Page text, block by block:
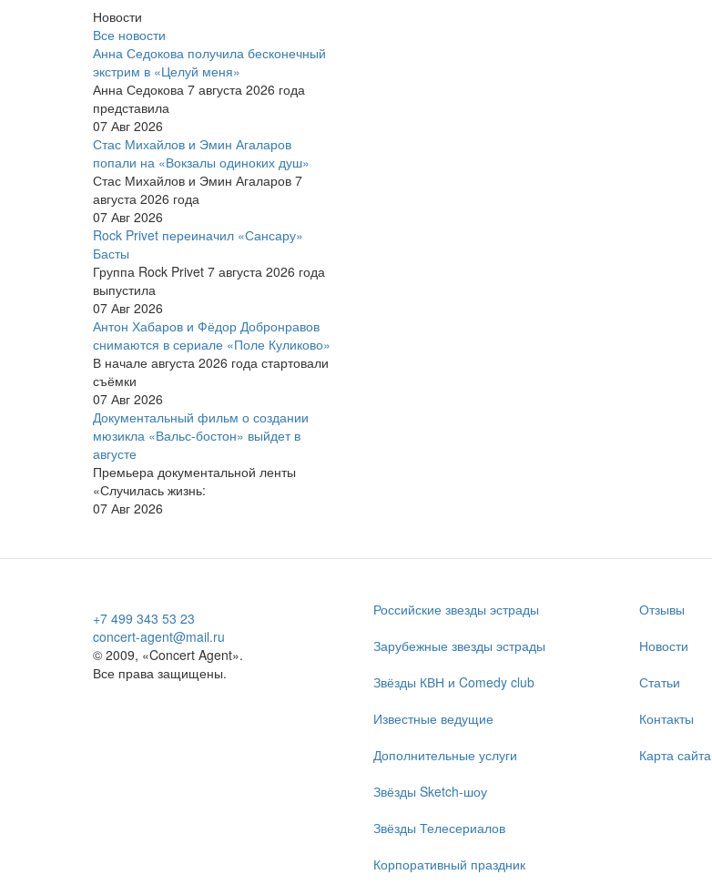
Новости
Все новости
Анна Седокова получила бесконечный
экстрим в «Целуй меня»
Анна Седокова 7 августа 2026 года
представила
07 Авг 2026
Стас Михайлов и Эмин Агаларов
попали на «Вокзалы одиноких душ»
Стас Михайлов и Эмин Агаларов 7
августа 2026 года
07 Авг 2026
Rock Privet переиначил «Сансару»
Басты
Группа Rock Privet 7 августа 2026 года
выпустила
07 Авг 2026
Антон Хабаров и Фёдор Добронравов
снимаются в сериале «Поле Куликово»
В начале августа 2026 года стартовали
съёмки
07 Авг 2026
Документальный фильм о создании
мюзикла «Вальс-бостон» выйдет в
августе
Премьера документальной ленты
«Случилась жизнь:
07 Авг 2026
+7 499 343 53 23
concert-agent@mail.ru
© 2009, «Concert Agent».
Все права защищены.
Российские звезды эстрады
Зарубежные звезды эстрады
Звёзды КВН и Comedy club
Известные ведущие
Дополнительные услуги
Звёзды Sketch-шоу
Звёзды Телесериалов
Корпоративный праздник
Отзывы
Новости
Статьи
Контакты
Карта сайта